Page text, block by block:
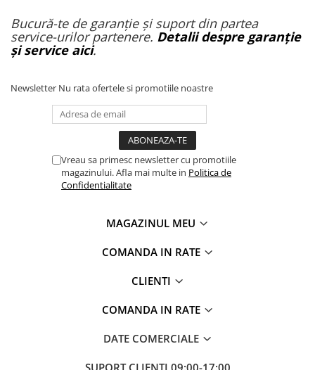
Bucură-te de garanție și suport din partea
service-urilor partenere. Detalii despre garanție
și service aici.
Newsletter Nu rata ofertele si promotiile noastre
Vreau sa primesc newsletter cu promotiile
magazinului. Afla mai multe in Politica de
Confidentialitate
MAGAZINUL MEU
COMANDA IN RATE
CLIENTI
COMANDA IN RATE
DATE COMERCIALE
SUPORT CLIENTI 09:00-17:00